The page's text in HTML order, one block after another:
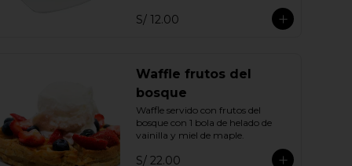
S/ 12.00
Waffle frutos del
bosque
Waffle servido con frutos del
bosque con 1 bola de helado de
vainilla y miel de maple.
S/ 22.00